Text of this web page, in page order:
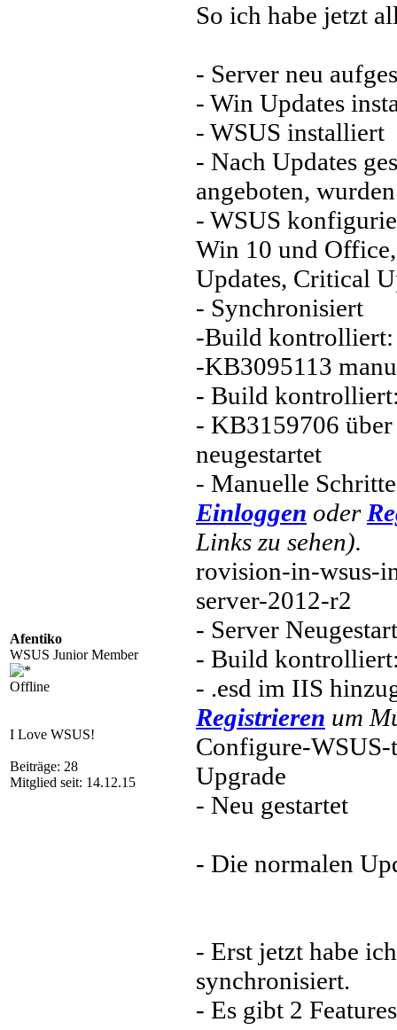
Afentiko
WSUS Junior Member
Offline
I Love WSUS!
Beiträge: 28
Mitglied seit: 14.12.15
So ich habe jetzt
- Server neu
- Win Updates
- WSUS installiert
- Nach Updates
angeboten,
- WSUS
Win 10 und
Updates, Critical
- Synchronisiert
-Build kontrolliert:
-KB3095113
- Build
- KB3159706
neugestartet
- Manuelle
Einloggen oder
Links zu sehen).
rovision-in-wsus-
server-2012-r2
- Server
- Build
- .esd im IIS
Registrieren um
Configure-
Upgrade
- Neu gestartet
- Die normalen
- Erst jetzt habe
synchronisiert.
- Es gibt 2